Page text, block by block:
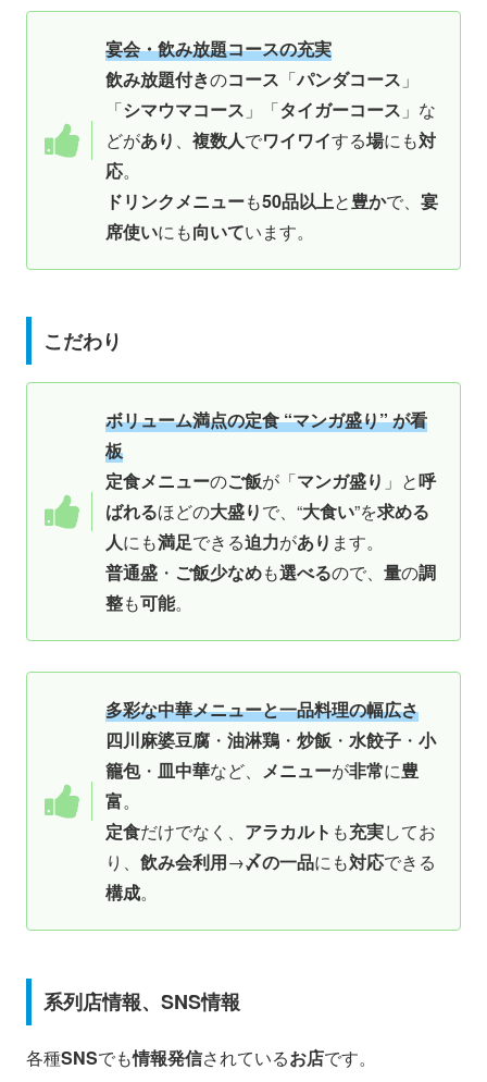
宴会・飲み放題コースの充実
飲み放題付きのコース 「パンダコース 」
「シマウマコース 」「タイガーコース 」な
どがあり 、 複数人でワイワイする場にも対
応。
ドリンクメニューも50品以上と豊かで、 宴
席使いにも向いています。
こだわり
ボリューム満点の定食 “マンガ盛り” が看
板
定食メニューのご飯が「マンガ盛り 」と呼
ばれるほどの大盛りで、“大食い”を求める
人にも満足できる迫力があり ます。
普通盛 ・ ご飯少なめも選べるので、 量の調
整も可能。
多彩な中華メニューと一品料理の幅広さ
四川麻婆豆腐 ・ 油淋鶏 ・ 炒飯 ・ 水餃子 ・ 小
籠包・ 皿中華など、 メニューが非常に豊
富。
定食だけでなく、 アラカルト も充実してお
り、 飲み会利用→〆の一品にも対応できる
構成。
系列店情報、SNS情報
各種SNSでも情報発信されているお店です。